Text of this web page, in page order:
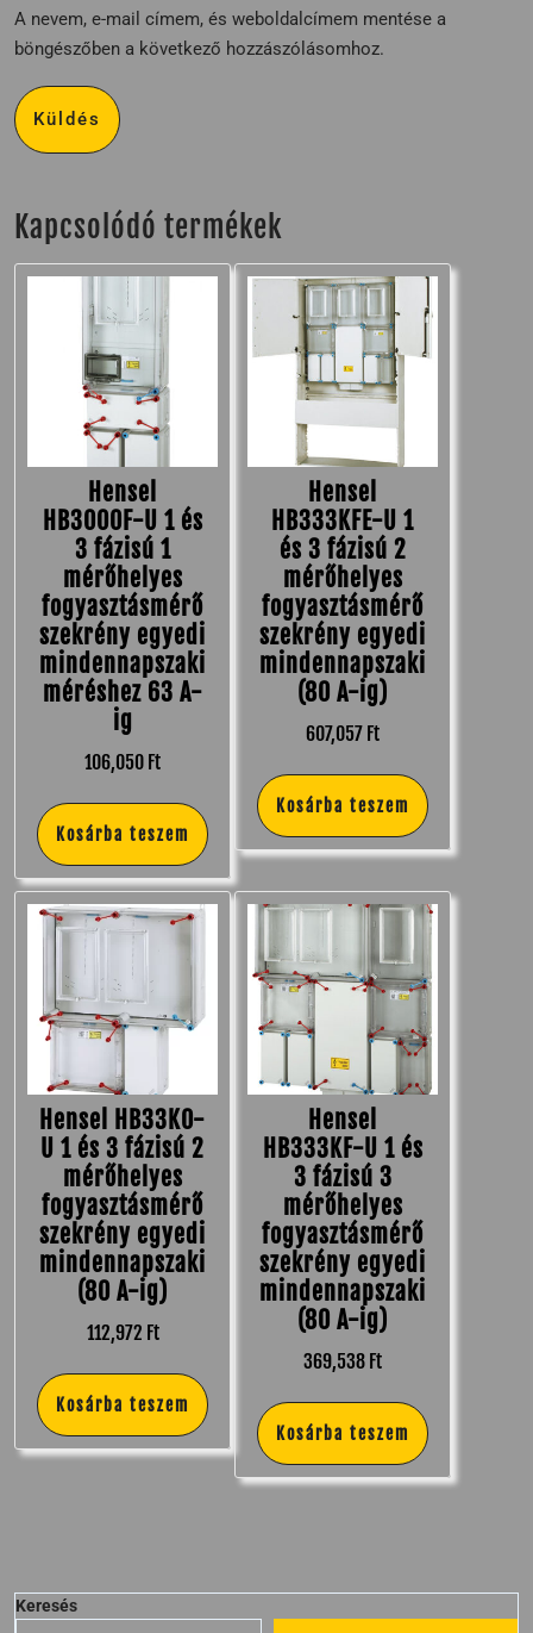
A nevem, e-mail címem, és weboldalcímem mentése a
böngészőben a következő hozzászólásomhoz.
Kapcsolódó termékek
Hensel
HB3000F-U 1 és
3 fázisú 1
mérőhelyes
fogyasztásmérő
szekrény egyedi
mindennapszaki
méréshez 63 A-
ig
106,050 Ft
Kosárba teszem
Hensel
HB333KFE-U 1
és 3 fázisú 2
mérőhelyes
fogyasztásmérő
szekrény egyedi
mindennapszaki
(80 A-ig)
607,057 Ft
Kosárba teszem
Hensel HB33K0-
U 1 és 3 fázisú 2
mérőhelyes
fogyasztásmérő
szekrény egyedi
mindennapszaki
(80 A-ig)
112,972 Ft
Kosárba teszem
Hensel
HB333KF-U 1 és
3 fázisú 3
mérőhelyes
fogyasztásmérő
szekrény egyedi
mindennapszaki
(80 A-ig)
369,538 Ft
Kosárba teszem
Keresés